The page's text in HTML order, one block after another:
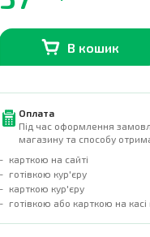
В кошик
Оплата
Під час оформлення
магазину та способу
карткою на сайті
готівкою кур'єру
карткою кур'єру
готівкою або карткою на